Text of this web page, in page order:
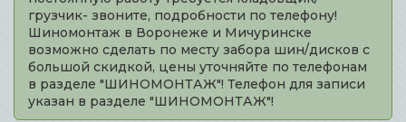
грузчик- звоните, подробности по телефону!
Шиномонтаж в Воронеже и Мичуринске
возможно сделать по месту забора шин/дисков с
большой скидкой, цены уточняйте по телефонам
в разделе "ШИНОМОНТАЖ"! Телефон для записи
указан в разделе "ШИНОМОНТАЖ"!